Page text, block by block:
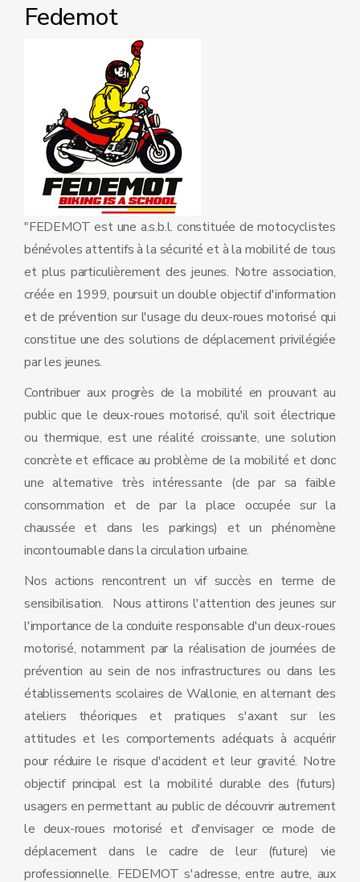
Fedemot
"FEDEMOT est une a.s.b.l. constituée de motocyclistes
bénévoles attentifs à la sécurité et à la mobilité de tous
et plus particulièrement des jeunes. Notre association,
créée en 1999, poursuit un double objectif d'information
et de prévention sur l'usage du deux-roues motorisé qui
constitue une des solutions de déplacement privilégiée
par les jeunes.
Contribuer aux progrès de la mobilité en prouvant au
public que le deux-roues motorisé, qu'il soit électrique
ou thermique, est une réalité croissante, une solution
concrète et efficace au problème de la mobilité et donc
une alternative très intéressante (de par sa faible
consommation et de par la place occupée sur la
chaussée et dans les parkings) et un phénomène
incontournable dans la circulation urbaine.
Nos actions rencontrent un vif succès en terme de
sensibilisation. Nous attirons l'attention des jeunes sur
l'importance de la conduite responsable d'un deux-roues
motorisé, notamment par la réalisation de journées de
prévention au sein de nos infrastructures ou dans les
établissements scolaires de Wallonie, en alternant des
ateliers théoriques et pratiques s'axant sur les
attitudes et les comportements adéquats à acquérir
pour réduire le risque d'accident et leur gravité. Notre
objectif principal est la mobilité durable des (futurs)
usagers en permettant au public de découvrir autrement
le deux-roues motorisé et d'envisager ce mode de
déplacement dans le cadre de leur (future) vie
professionnelle. FEDEMOT s'adresse, entre autre, aux